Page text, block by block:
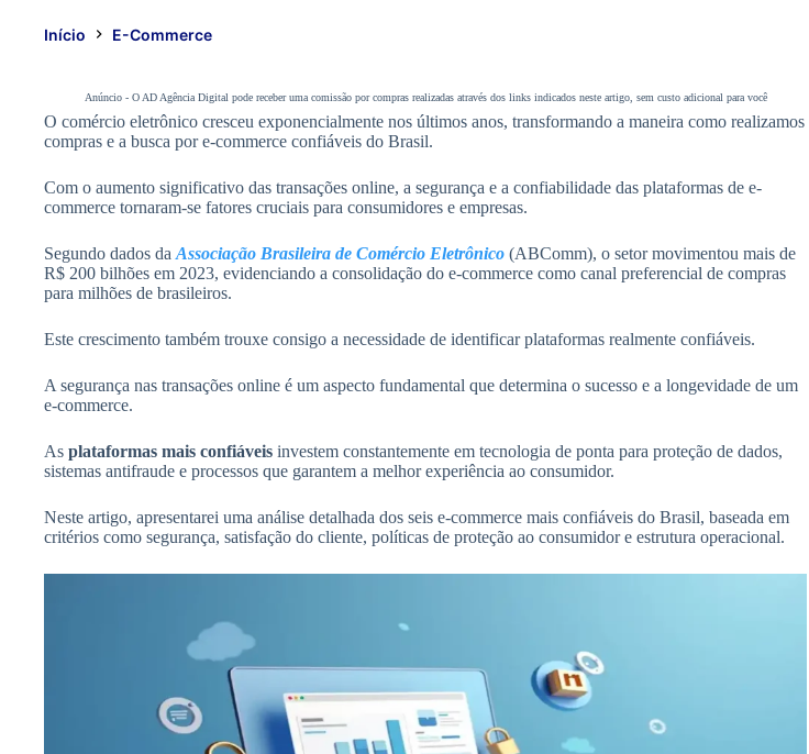
Início E-Commerce
Anúncio - O AD Agência Digital pode receber uma comissão por compras realizadas através dos links indicados neste artigo, sem custo adicional para você
O comércio eletrônico cresceu exponencialmente nos últimos anos, transformando a maneira como realizamos
compras e a busca por e-commerce confiáveis do Brasil.
Com o aumento significativo das transações online, a segurança e a confiabilidade das plataformas de e-
commerce tornaram-se fatores cruciais para consumidores e empresas.
Segundo dados da Associação Brasileira de Comércio Eletrônico (ABComm), o setor movimentou mais de
R$ 200 bilhões em 2023, evidenciando a consolidação do e-commerce como canal preferencial de compras
para milhões de brasileiros.
Este crescimento também trouxe consigo a necessidade de identificar plataformas realmente confiáveis.
A segurança nas transações online é um aspecto fundamental que determina o sucesso e a longevidade de um
e-commerce.
As plataformas mais confiáveis investem constantemente em tecnologia de ponta para proteção de dados,
sistemas antifraude e processos que garantem a melhor experiência ao consumidor.
Neste artigo, apresentarei uma análise detalhada dos seis e-commerce mais confiáveis do Brasil, baseada em
critérios como segurança, satisfação do cliente, políticas de proteção ao consumidor e estrutura operacional.